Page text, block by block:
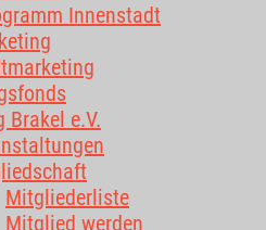
Innenstadt
Brakel e.V.
Mitgliederliste
Mitglied werden